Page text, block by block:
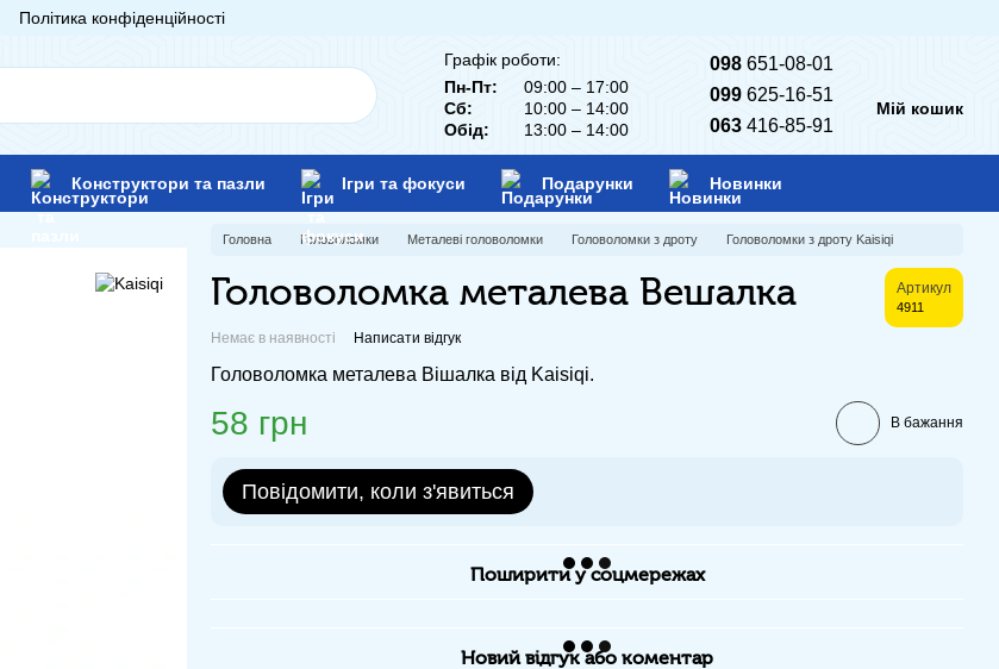
Політика конфіденційності
Графік роботи:
Пн-Пт:
09:00 – 17:00
Сб:
10:00 – 14:00
Обід:
13:00 – 14:00
098651-08-01
099625-16-51
063416-85-91
Мій кошик
Конструктори та пазли Ігри та фокуси Подарунки Новинки
Головна Головоломки Металеві головоломки Головоломки з дроту Головоломки з дроту Kaisiqi
Головоломка металева Вешалка Артикул
4911
Немає в наявності Написати відгук
Головоломка металева Вішалка від Kaisiqi.
58 грн В бажання
Повідомити, коли з'явиться
Поширити у соцмережах
Новий відгук або коментар